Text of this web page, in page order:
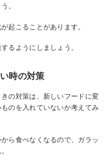
。
起こることがあります。
るようにしましょう。
時の対策
の対策は、新しいフードに変
のを入れていないか考えてみ
ら食べなくなるので、ガラッ